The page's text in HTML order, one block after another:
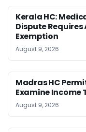
Kerala HC:
Dispute Requires
Exemption
August 9, 2026
Madras HC
Examine Income
August 9, 2026